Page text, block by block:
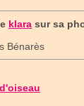
klara sur sa
Bénarès